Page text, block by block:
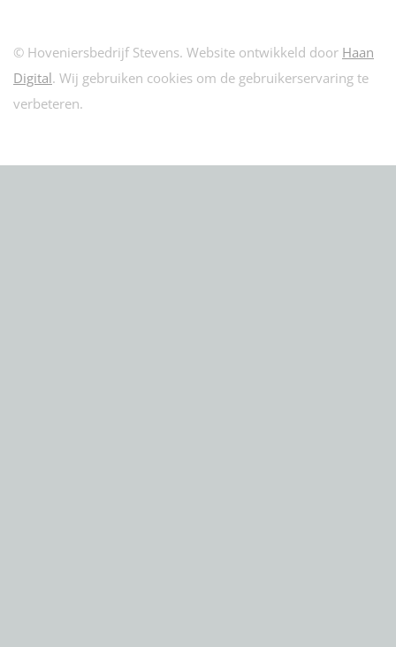
© Hoveniersbedrijf Stevens. Website ontwikkeld door Haan
Digital. Wij gebruiken cookies om de gebruikerservaring te
verbeteren.